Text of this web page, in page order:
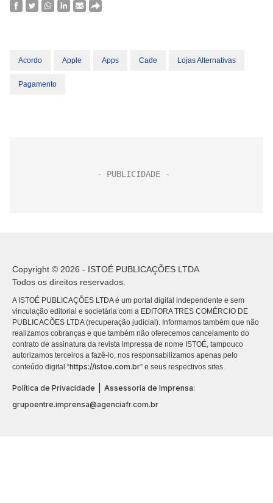
Acordo Apple Apps Cade Lojas Alternativas
Pagamento
Copyright © 2026 - ISTOÉ PUBLICAÇÕES LTDA
Todos os direitos reservados.
A ISTOÉ PUBLICAÇÕES LTDA é um portal digital independente e sem
vinculação editorial e societária com a EDITORA TRES COMÉRCIO DE
PUBLICACÕES LTDA (recuperação judicial). Informamos também que não
realizamos cobranças e que também não oferecemos cancelamento do
contrato de assinatura da revista impressa de nome ISTOÉ, tampouco
autorizamos terceiros a fazê-lo, nos responsabilizamos apenas pelo
conteúdo digital “https://istoe.com.br” e seus respectivos sites.
Política de Privacidade
Assessoria de Imprensa:
grupoentre.imprensa@agenciafr.com.br